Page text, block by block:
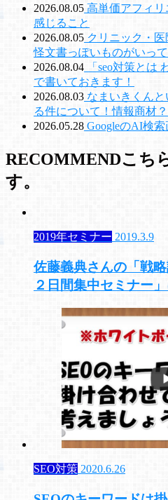
2026.08.05 高単価アフィ
感じること
2026.08.05 クリニック・
怪文書っぽいものがいっ
2026.08.04 「seo対策とは
で書いておきます！
2026.08.03 なまいきくん
る件について！情報商材
2026.05.28 GoogleのAI検索
RECOMMENDこち
す。
2019年セミナー 2019.3.9
佐藤義典さんの「戦
２日間集中セミナー
SEO対策 2020.6.26